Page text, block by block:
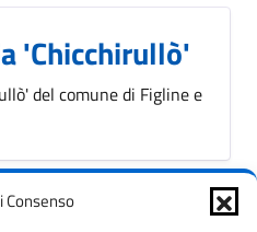
Consenso
'Chicchirullò'
del comune di Figline e